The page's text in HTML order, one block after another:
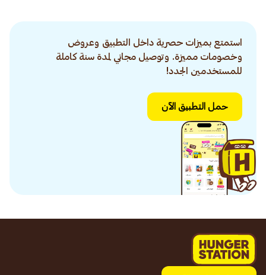
استمتع بميزات حصرية داخل التطبيق وعروض
وخصومات مميزة. وتوصيل مجاني لمدة سنة كاملة
للمستخدمين الجدد!
حمل التطبيق الآن